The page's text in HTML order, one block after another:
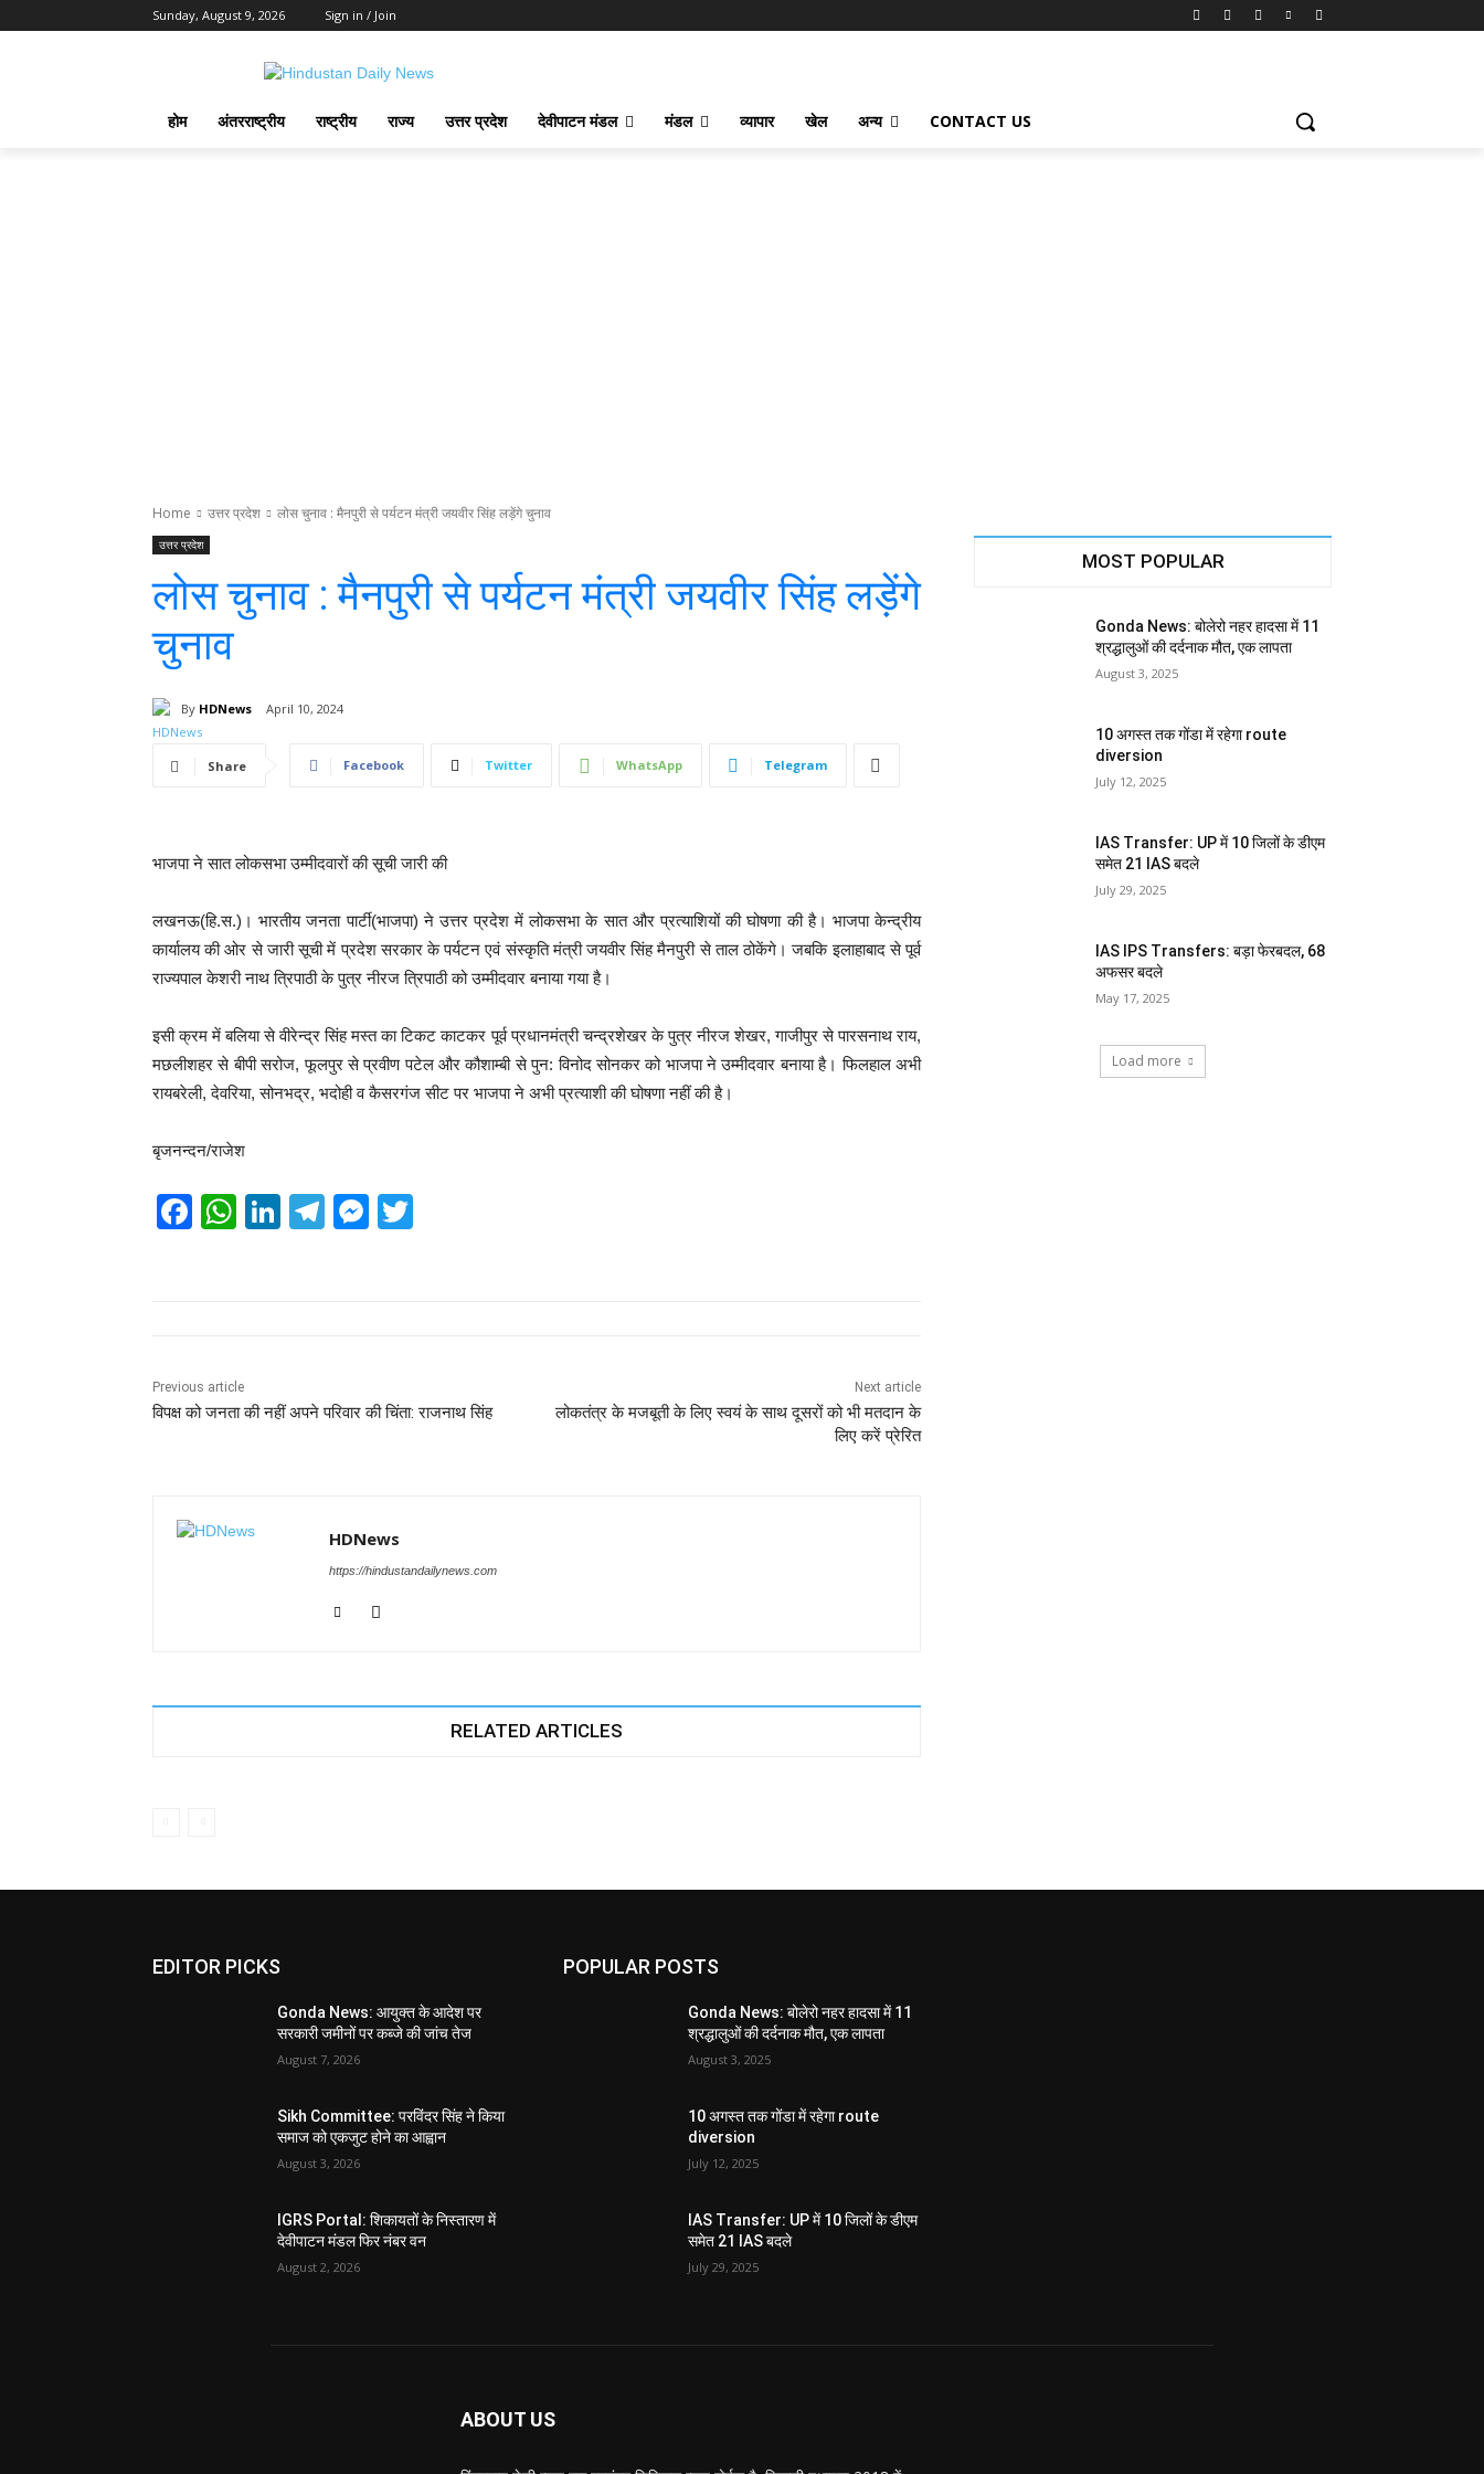
Sunday, August 9, 2026 Sign in / Join
होम अंतरराष्ट्रीय राष्ट्रीय राज्य उत्तर प्रदेश देवीपाटन मंडल मंडल व्यापार खेल अन्य CONTACT US
Home उत्तर प्रदेश लोस चुनाव : मैनपुरी से पर्यटन मंत्री जयवीर सिंह लड़ेंगे चुनाव
उत्तर प्रदेश
लोस चुनाव : मैनपुरी से पर्यटन मंत्री जयवीर सिंह लड़ेंगे
चुनाव
By HDNews April 10, 2024
Share Facebook Twitter WhatsApp Telegram
भाजपा ने सात लोकसभा उम्मीदवारों की सूची जारी की
लखनऊ(हि.स.)। भारतीय जनता पार्टी(भाजपा) ने उत्तर प्रदेश में लोकसभा के सात और प्रत्याशियों की घोषणा की है। भाजपा केन्द्रीय
कार्यालय की ओर से जारी सूची में प्रदेश सरकार के पर्यटन एवं संस्कृति मंत्री जयवीर सिंह मैनपुरी से ताल ठोकेंगे। जबकि इलाहाबाद से पूर्व
राज्यपाल केशरी नाथ त्रिपाठी के पुत्र नीरज त्रिपाठी को उम्मीदवार बनाया गया है।
इसी क्रम में बलिया से वीरेन्द्र सिंह मस्त का टिकट काटकर पूर्व प्रधानमंत्री चन्द्रशेखर के पुत्र नीरज शेखर, गाजीपुर से पारसनाथ राय,
मछलीशहर से बीपी सरोज, फूलपुर से प्रवीण पटेल और कौशाम्बी से पुन: विनोद सोनकर को भाजपा ने उम्मीदवार बनाया है। फिलहाल अभी
रायबरेली, देवरिया, सोनभद्र, भदोही व कैसरगंज सीट पर भाजपा ने अभी प्रत्याशी की घोषणा नहीं की है।
बृजनन्दन/राजेश
F
o
o
W
p
p
Li
T
M
er
Previous article
विपक्ष को जनता की नहीं अपने परिवार की चिंता: राजनाथ सिंह
Next article
लोकतंत्र के मजबूती के लिए स्वयं के साथ दूसरों को भी मतदान के
लिए करें प्रेरित
HDNews
https://hindustandailynews.com
RELATED ARTICLES
MOST POPULAR
Gonda News: बोलेरो नहर हादसा में 11
श्रद्धालुओं की दर्दनाक मौत, एक लापता
August 3, 2025
10 अगस्त तक गोंडा में रहेगा route
diversion
July 12, 2025
IAS Transfer: UP में 10 जिलों के डीएम
समेत 21 IAS बदले
July 29, 2025
IAS IPS Transfers: बड़ा फेरबदल, 68
अफसर बदले
May 17, 2025
Load more
EDITOR PICKS
Gonda News: आयुक्त के आदेश पर
सरकारी जमीनों पर कब्जे की जांच तेज
August 7, 2026
Sikh Committee: परविंदर सिंह ने किया
समाज को एकजुट होने का आह्वान
August 3, 2026
IGRS Portal: शिकायतों के निस्तारण में
देवीपाटन मंडल फिर नंबर वन
August 2, 2026
POPULAR POSTS
Gonda News: बोलेरो नहर हादसा में 11
श्रद्धालुओं की दर्दनाक मौत, एक लापता
August 3, 2025
10 अगस्त तक गोंडा में रहेगा route
diversion
July 12, 2025
IAS Transfer: UP में 10 जिलों के डीएम
समेत 21 IAS बदले
July 29, 2025
ABOUT US